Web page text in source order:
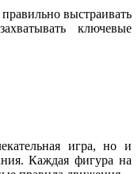
выстраивать
ключевые
игра, но и
Каждая фигура на